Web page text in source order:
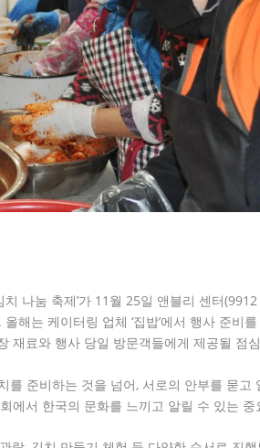
치 나눔 축제’가 11월 25일 앤블리 센터
해는 케이터링 업체 ‘집밥’에서 행사 준비
재료와 행사 당일 방문객들에게 제공될 점
를 준비하는 것을 넘어, 서로의 안부를 묻고
에서 한국의 문화를 느끼고 알릴 수 있는